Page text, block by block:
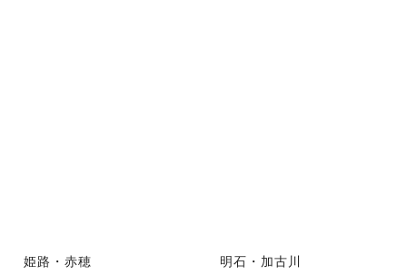
姫路・赤穂 明石・加古川